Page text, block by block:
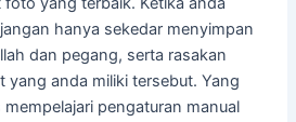
hanya sekedar menyimpan
dan pegang, serta rasakan
yang anda miliki tersebut. Yang
pengaturan manual